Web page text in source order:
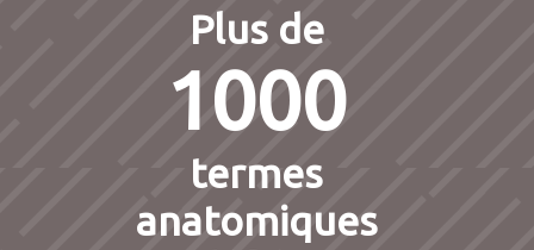
Plus de
1000
termes
anatomiques